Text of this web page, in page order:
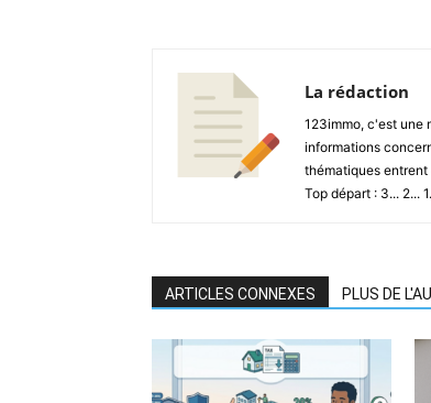
La rédaction
123immo, c'est une
informations
thématiques entrent
Top départ : 3... 2...
ARTICLES CONNEXES PLUS DE